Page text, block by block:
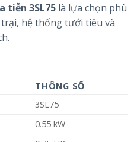
tiễn 3SL75 là lựa chọn phù
hệ thống tưới tiêu và
THÔNG SỐ
3SL75
0.55 kW